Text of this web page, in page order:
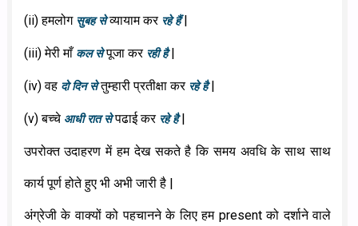
(ii) हमलोग सुबह सेव्यायाम कर रहे हैं|
(iii) मेरी माँ कल सेपूजा कर रही है|
(iv) वह दो दिन सेतुम्हारी प्रतीक्षा कर रहे है|
(v) बच्चे आधी रात सेपढाई कर रहे है|
उपरोक्त उदाहरण में हम देख सकते है कि समय अवधि के साथ साथ
कार्य पूर्ण होते हुए भी अभी जारी है |
अंग्रेजी के वाक्यों को पहचानने के लिए हम present को दर्शाने वाले